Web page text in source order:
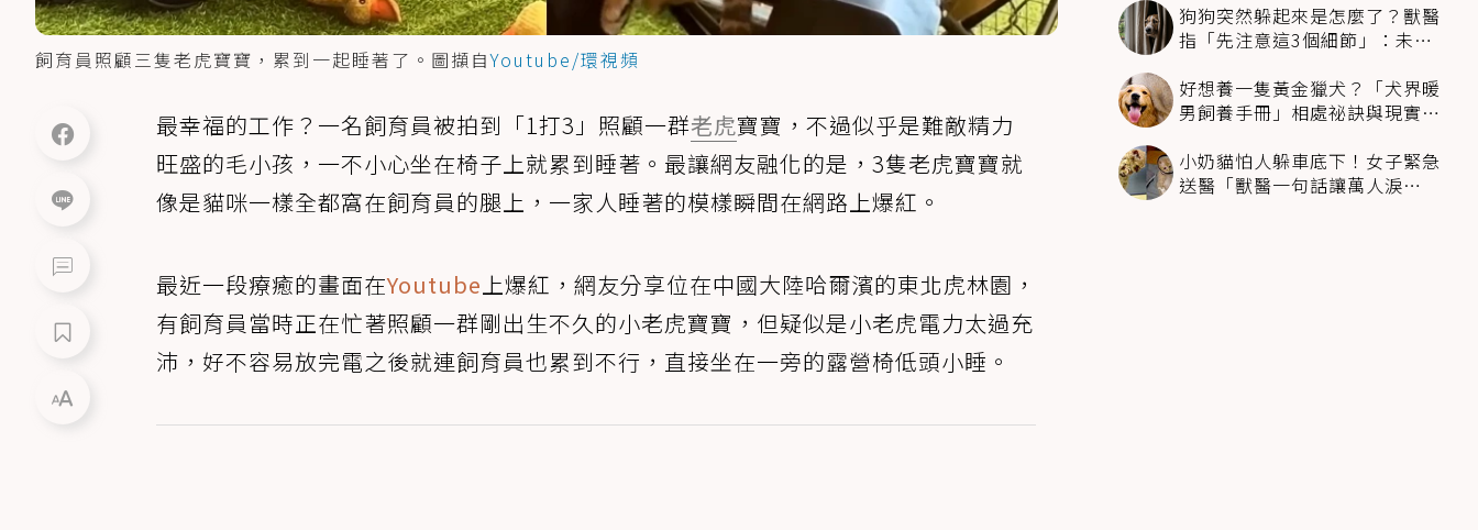
飼育員照顧三隻老虎寶寶，累到一起睡著了。圖擷自Youtube/環視頻
最幸福的工作？一名飼育員被拍到「1打3」照顧一群老虎寶寶，不過似乎是難敵精力
旺盛的毛小孩，一不小心坐在椅子上就累到睡著。最讓網友融化的是，3隻老虎寶寶就
像是貓咪一樣全都窩在飼育員的腿上，一家人睡著的模樣瞬間在網路上爆紅。
最近一段療癒的畫面在Youtube上爆紅，網友分享位在中國大陸哈爾濱的東北虎林園，
有飼育員當時正在忙著照顧一群剛出生不久的小老虎寶寶，但疑似是小老虎電力太過充
沛，好不容易放完電之後就連飼育員也累到不行，直接坐在一旁的露營椅低頭小睡。
狗狗突然躲起來是怎麼了？獸醫
指「先注意這3個細節」：未必
好想養一隻黃金獵犬？「犬界暖
男飼養手冊」相處祕訣與現實面
小奶貓怕人躲車底下！女子緊急
送醫「獸醫一句話讓萬人淚